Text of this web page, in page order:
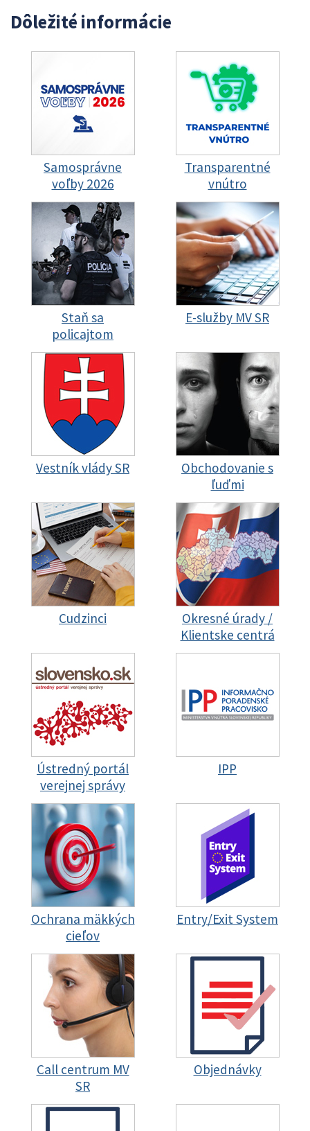
Dôležité informácie
Samosprávne
voľby 2026
Transparentné
vnútro
Staň sa
policajtom
E-služby MV SR
Vestník vlády SR
Obchodovanie s
ľuďmi
Cudzinci
Okresné úrady /
Klientske centrá
Ústredný portál
verejnej správy
IPP
Ochrana mäkkých
cieľov
Entry/Exit System
Call centrum MV
SR
Objednávky